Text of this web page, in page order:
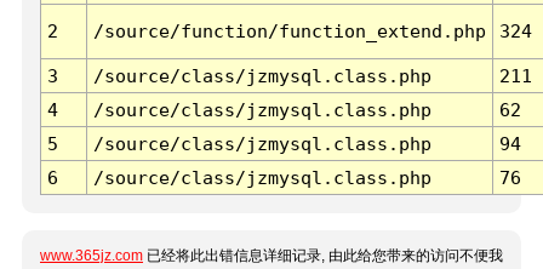
2 /source/function/function_extend.php 324
3 /source/class/jzmysql.class.php
211
4
/source/class/jzmysql.class.php
62
5
/source/class/jzmysql.class.php
94
6
/source/class/jzmysql.class.php 76
www.365jz.com 已经将此出错信息详细记录, 由此给您带来的访问不便我